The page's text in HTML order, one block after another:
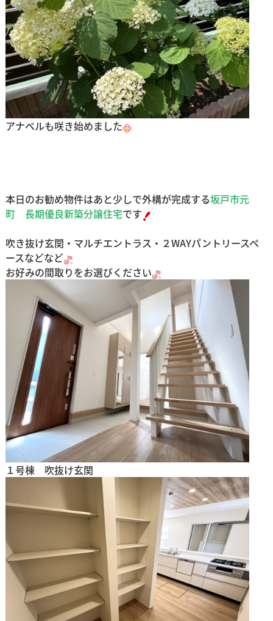
アナベルも咲き始めました
本日のお勧め物件はあと少しで外構が完成する坂戸市元
町 長期優良新築分譲住宅です
吹き抜け玄関・マルチエントラス・２WAYパントリースペ
ースなどなど
お好みの間取りをお選びください
１号棟 吹抜け玄関